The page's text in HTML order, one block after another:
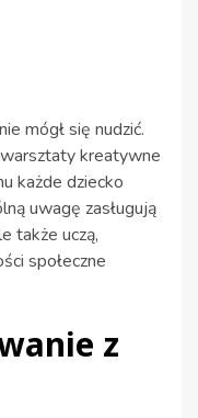
mógł się nudzić.
kreatywne
każde dziecko
uwagę zasługują
także uczą,
społeczne
z